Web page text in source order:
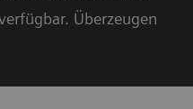
Überzeugen